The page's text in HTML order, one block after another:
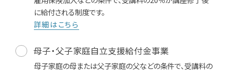
に給付される制度です。
詳細はこちら
母子・父子家庭自立支援給付金事業
母子家庭の母または父子家庭の父などの条件で、受講料の